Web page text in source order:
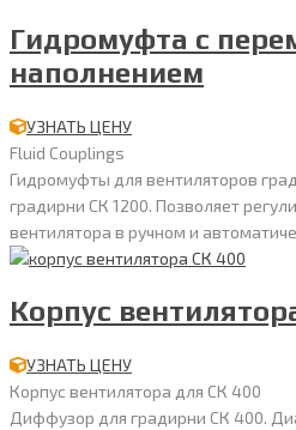
Гидромуфта с
наполнением
УЗНАТЬ ЦЕНУ
Fluid Couplings
Гидромуфты для вентиляторов
градирни СК 1200. Позволяет
вентилятора в ручном и
Корпус
УЗНАТЬ ЦЕНУ
Корпус вентилятора для СК 400
Диффузор для градирни СК 400.